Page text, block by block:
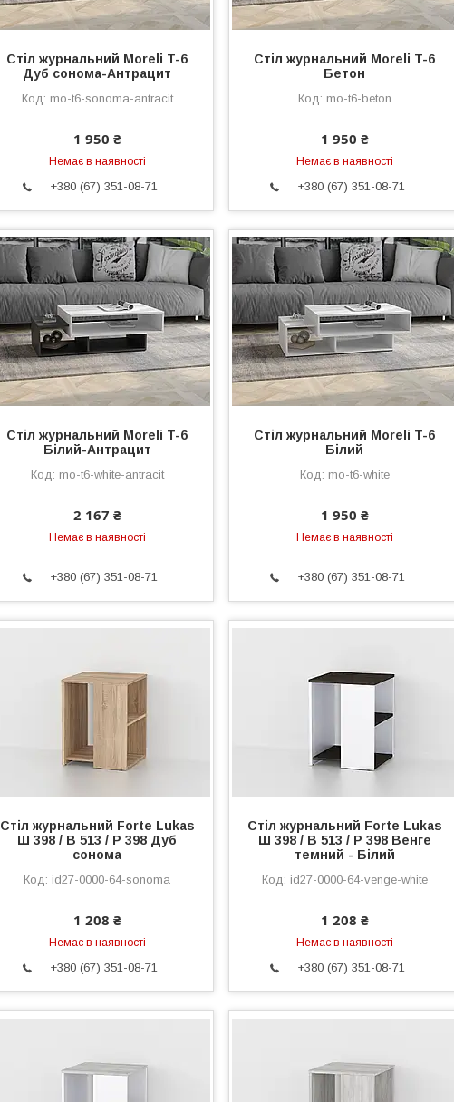
Стіл журнальний Moreli T-6
Дуб сонома-Антрацит
mo-t6-sonoma-antracit
1 950 ₴
Немає в наявності
+380 (67) 351-08-71
Стіл журнальний Moreli T-6
Бетон
mo-t6-beton
1 950 ₴
Немає в наявності
+380 (67) 351-08-71
Стіл журнальний Moreli T-6
Білий-Антрацит
mo-t6-white-antracit
2 167 ₴
Немає в наявності
+380 (67) 351-08-71
Стіл журнальний Moreli T-6
Білий
mo-t6-white
1 950 ₴
Немає в наявності
+380 (67) 351-08-71
Стіл журнальний Forte Lukas
Ш 398 / В 513 / Р 398 Дуб
сонома
id27-0000-64-sonoma
1 208 ₴
Немає в наявності
+380 (67) 351-08-71
Стіл журнальний Forte Lukas
Ш 398 / В 513 / Р 398 Венге
темний - Білий
id27-0000-64-venge-white
1 208 ₴
Немає в наявності
+380 (67) 351-08-71